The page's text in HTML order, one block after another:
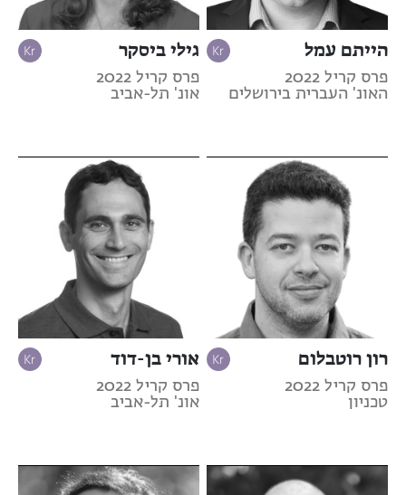
הייתם עמל
פרס קריל 2022
האונ' העברית בירושלים
גילי ביסקר
פרס קריל 2022
אונ' תל-אביב
רון רוטבלום
פרס קריל 2022
טכניון
אורי בן-דוד
פרס קריל 2022
אונ' תל-אביב